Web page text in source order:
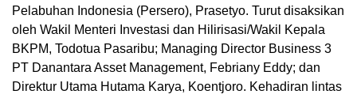
Pelabuhan Indonesia (Persero), Prasetyo. Turut disaksikan
oleh Wakil Menteri Investasi dan Hilirisasi/Wakil Kepala
BKPM, Todotua Pasaribu; Managing Director Business 3
PT Danantara Asset Management, Febriany Eddy; dan
Direktur Utama Hutama Karya, Koentjoro. Kehadiran lintas